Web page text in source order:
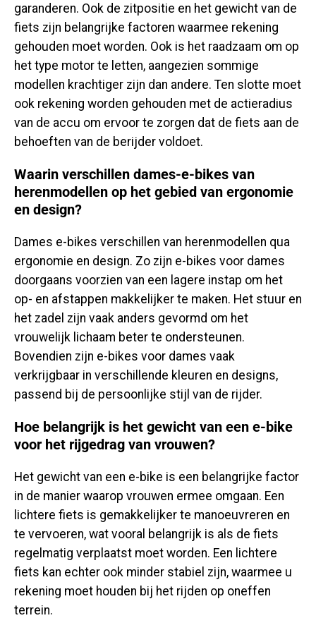
garanderen. Ook de zitpositie en het gewicht van de
fiets zijn belangrijke factoren waarmee rekening
gehouden moet worden. Ook is het raadzaam om op
het type motor te letten, aangezien sommige
modellen krachtiger zijn dan andere. Ten slotte moet
ook rekening worden gehouden met de actieradius
van de accu om ervoor te zorgen dat de fiets aan de
behoeften van de berijder voldoet.
Waarin verschillen dames-e-bikes van
herenmodellen op het gebied van ergonomie
en design?
Dames e-bikes verschillen van herenmodellen qua
ergonomie en design. Zo zijn e-bikes voor dames
doorgaans voorzien van een lagere instap om het
op- en afstappen makkelijker te maken. Het stuur en
het zadel zijn vaak anders gevormd om het
vrouwelijk lichaam beter te ondersteunen.
Bovendien zijn e-bikes voor dames vaak
verkrijgbaar in verschillende kleuren en designs,
passend bij de persoonlijke stijl van de rijder.
Hoe belangrijk is het gewicht van een e-bike
voor het rijgedrag van vrouwen?
Het gewicht van een e-bike is een belangrijke factor
in de manier waarop vrouwen ermee omgaan. Een
lichtere fiets is gemakkelijker te manoeuvreren en
te vervoeren, wat vooral belangrijk is als de fiets
regelmatig verplaatst moet worden. Een lichtere
fiets kan echter ook minder stabiel zijn, waarmee u
rekening moet houden bij het rijden op oneffen
terrein.